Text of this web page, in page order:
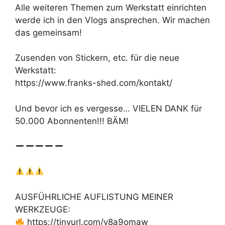
Alle weiteren Themen zum Werkstatt einrichten
werde ich in den Vlogs ansprechen. Wir machen
das gemeinsam!
Zusenden von Stickern, etc. für die neue
Werkstatt:
https://www.franks-shed.com/kontakt/
Und bevor ich es vergesse… VIELEN DANK für
50.000 Abonnenten!!! BÄM!
AUSFÜHRLICHE AUFLISTUNG MEINER
WERKZEUGE:
https://tinyurl.com/y8a9omaw